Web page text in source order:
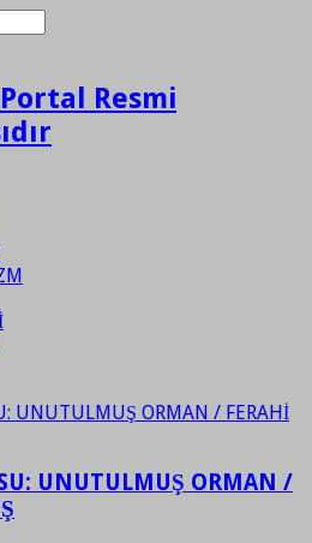
Resmi
UNUTULMUŞ ORMAN /